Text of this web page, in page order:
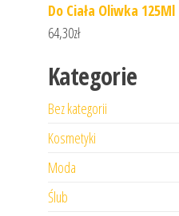
Do Ciała Oliwka 125Ml
64,30zł
Kategorie
Bez kategorii
Kosmetyki
Moda
Ślub